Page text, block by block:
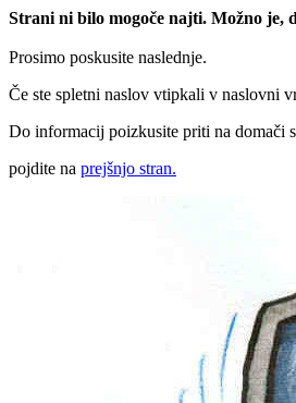
Strani ni bilo mogoče najti. Možno je,
Prosimo poskusite naslednje.
Če ste spletni naslov vtipkali v naslovni
Do informacij poizkusite priti na domači
pojdite na prejšnjo stran.